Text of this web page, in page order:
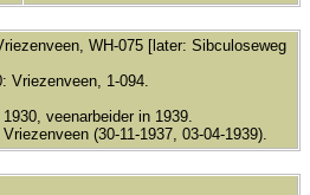
WH-075 [later: Sibculoseweg
Vriezenveen, 1-094.
veenarbeider in 1939.
(30-11-1937, 03-04-1939).